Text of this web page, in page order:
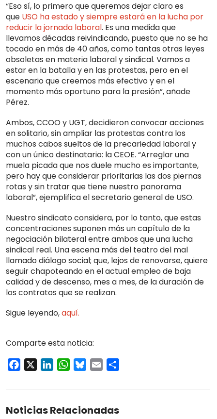
“Eso sí, lo primero que queremos dejar claro es
que USO ha estado y siempre estará en la lucha por
reducir la jornada laboral. Es una medida que
llevamos décadas reivindicando, puesto que no se ha
tocado en más de 40 años, como tantas otras leyes
obsoletas en materia laboral y sindical. Vamos a
estar en la batalla y en las protestas, pero en el
escenario que creemos más efectivo y en el
momento más oportuno para la presión”, añade
Pérez.
Ambos, CCOO y UGT, decidieron convocar acciones
en solitario, sin ampliar las protestas contra los
muchos cabos sueltos de la precariedad laboral y
con un único destinatario: la CEOE. “Arreglar una
muela picada que nos duele mucho es importante,
pero hay que considerar prioritarias las dos piernas
rotas y sin tratar que tiene nuestro panorama
laboral”, ejemplifica el secretario general de USO.
Nuestro sindicato considera, por lo tanto, que estas
concentraciones suponen más un capítulo de la
negociación bilateral entre ambos que una lucha
sindical real. Una escena más del teatro del mal
llamado diálogo social; que, lejos de renovarse, quiere
seguir chapoteando en el actual empleo de baja
calidad y de descenso, mes a mes, de la duración de
los contratos que se realizan.
Sigue leyendo,aquí.
Comparte esta noticia:
Facebook LinkedInWhatsApp
Bluesky
Email
Noticias Relacionadas